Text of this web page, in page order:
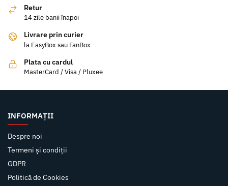
Retur
14 zile banii înapoi
Livrare prin curier
la EasyBox sau FanBox
Plata cu cardul
MasterCard / Visa / Pluxee
INFORMAȚII
Despre noi
Termeni și condiții
GDPR
Politică de Cookies